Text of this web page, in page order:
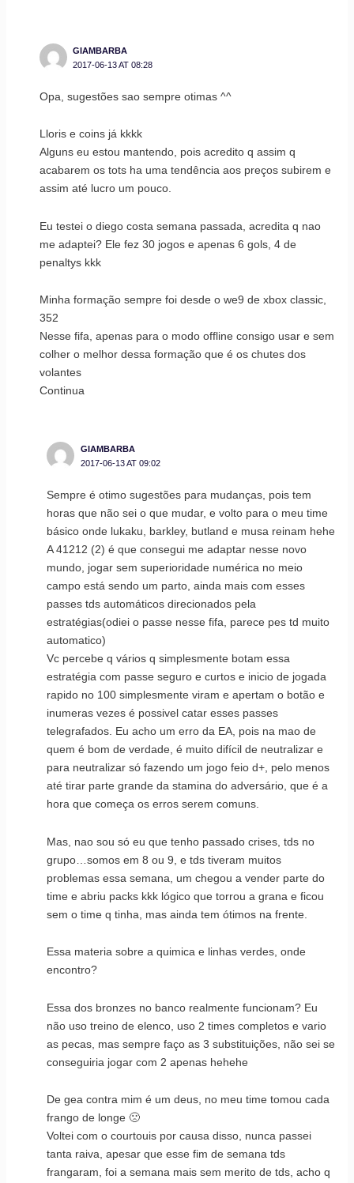
GIAMBARBA
2017-06-13 AT 08:28
Opa, sugestões sao sempre otimas ^^
Lloris e coins já kkkk
Alguns eu estou mantendo, pois acredito q assim q
acabarem os tots ha uma tendência aos preços subirem e
assim até lucro um pouco.
Eu testei o diego costa semana passada, acredita q nao
me adaptei? Ele fez 30 jogos e apenas 6 gols, 4 de
penaltys kkk
Minha formação sempre foi desde o we9 de xbox classic,
352
Nesse fifa, apenas para o modo offline consigo usar e sem
colher o melhor dessa formação que é os chutes dos
volantes
Continua
GIAMBARBA
2017-06-13 AT 09:02
Sempre é otimo sugestões para mudanças, pois tem
horas que não sei o que mudar, e volto para o meu time
básico onde lukaku, barkley, butland e musa reinam hehe
A 41212 (2) é que consegui me adaptar nesse novo
mundo, jogar sem superioridade numérica no meio
campo está sendo um parto, ainda mais com esses
passes tds automáticos direcionados pela
estratégias(odiei o passe nesse fifa, parece pes td muito
automatico)
Vc percebe q vários q simplesmente botam essa
estratégia com passe seguro e curtos e inicio de jogada
rapido no 100 simplesmente viram e apertam o botão e
inumeras vezes é possivel catar esses passes
telegrafados. Eu acho um erro da EA, pois na mao de
quem é bom de verdade, é muito difícil de neutralizar e
para neutralizar só fazendo um jogo feio d+, pelo menos
até tirar parte grande da stamina do adversário, que é a
hora que começa os erros serem comuns.
Mas, nao sou só eu que tenho passado crises, tds no
grupo…somos em 8 ou 9, e tds tiveram muitos
problemas essa semana, um chegou a vender parte do
time e abriu packs kkk lógico que torrou a grana e ficou
sem o time q tinha, mas ainda tem ótimos na frente.
Essa materia sobre a quimica e linhas verdes, onde
encontro?
Essa dos bronzes no banco realmente funcionam? Eu
não uso treino de elenco, uso 2 times completos e vario
as pecas, mas sempre faço as 3 substituições, não sei se
conseguiria jogar com 2 apenas hehehe
De gea contra mim é um deus, no meu time tomou cada
frango de longe 🙁
Voltei com o courtouis por causa disso, nunca passei
tanta raiva, apesar que esse fim de semana tds
frangaram, foi a semana mais sem merito de tds, acho q